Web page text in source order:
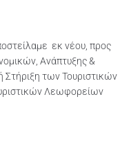
εκ νέου, προς
Ανάπτυξης &
των Τουριστικών
Λεωφορείων